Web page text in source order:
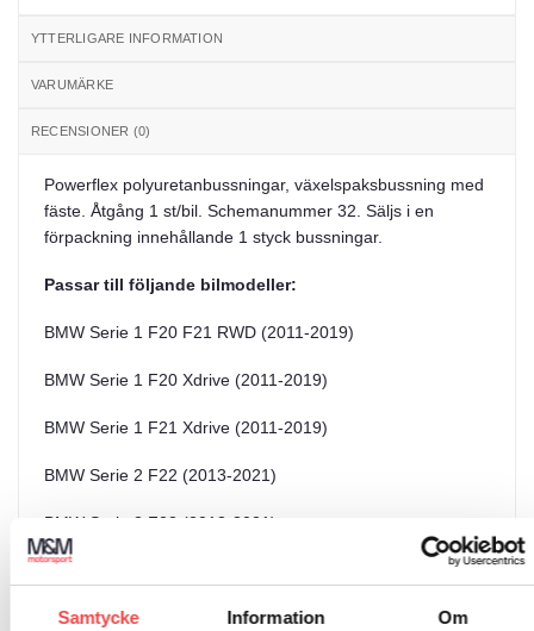
Samtycke Information Om
YTTERLIGARE INFORMATION
VARUMÄRKE
RECENSIONER (0)
Powerflex polyuretanbussningar, växelspaksbussning med
fäste. Åtgång 1 st/bil. Schemanummer 32. Säljs i en
förpackning innehållande 1 styck bussningar.
Passar till följande bilmodeller:
BMW Serie 1 F20 F21 RWD (2011-2019)
BMW Serie 1 F20 Xdrive (2011-2019)
BMW Serie 1 F21 Xdrive (2011-2019)
BMW Serie 2 F22 (2013-2021)
BMW Serie 2 F23 (2013-2021)
BMW Serie 2 F22 Xdrive (2013-2021)
BMW Serie 2 F23 Xdrive (2013-2021)